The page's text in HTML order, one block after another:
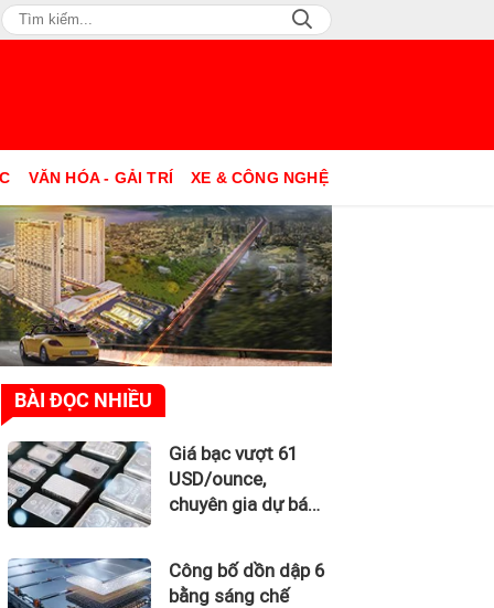
VĂN HÓA - GẢI TRÍ XE & CÔNG NGHỆ
BÀI ĐỌC NHIỀU
Giá bạc vượt 61
USD/ounce,
chuyên gia dự báo
Công bố dồn dập 6
bằng sáng chế